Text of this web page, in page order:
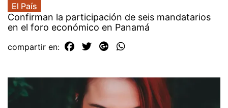
El País
Confirman la participación de seis mandatarios
en el foro económico en Panamá
compartir en: